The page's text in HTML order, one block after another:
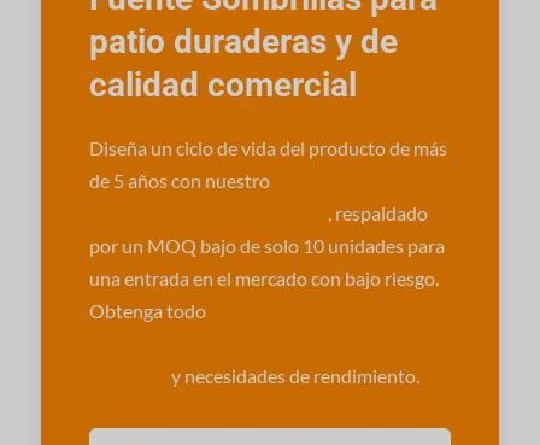
patio duraderas y de
calidad comercial
Diseña un ciclo de vida del producto de más
de 5 años con nuestro
, respaldado
por un MOQ bajo de solo 10 unidades para
una entrada en el mercado con bajo riesgo.
Obtenga todo
y necesidades de rendimiento.